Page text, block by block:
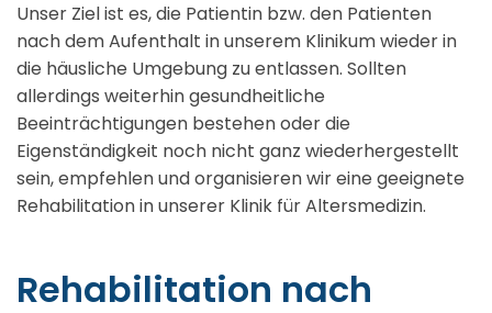
Unser Ziel ist es, die Patientin bzw. den Patienten
nach dem Aufenthalt in unserem Klinikum wieder in
die häusliche Umgebung zu entlassen. Sollten
allerdings weiterhin gesundheitliche
Beeinträchtigungen bestehen oder die
Eigenständigkeit noch nicht ganz wiederhergestellt
sein, empfehlen und organisieren wir eine geeignete
Rehabilitation in unserer Klinik für Altersmedizin.
Rehabilitation nach